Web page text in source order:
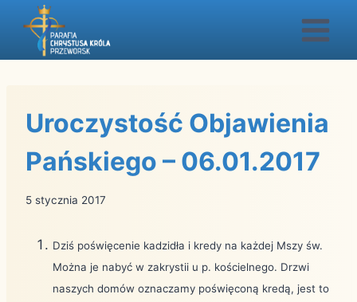
Przejdź
Uroczystość Objawienia
Pańskiego – 06.01.2017
5 stycznia 2017
Dziś poświęcenie kadzidła i kredy na każdej Mszy św.
Można je nabyć w zakrystii u p. kościelnego. Drzwi
naszych domów oznaczamy poświęconą kredą, jest to